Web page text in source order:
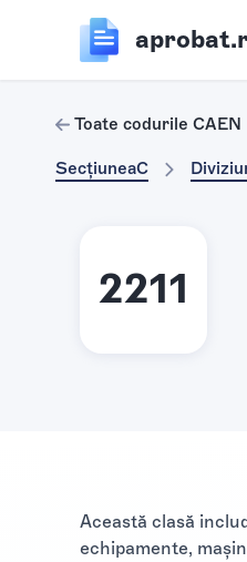
Toate codurile CAEN
SecțiuneaC
2211
Această clasă
echipamente,